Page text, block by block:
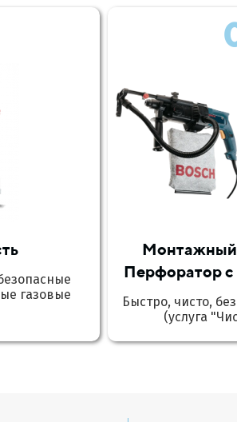
газовые
Монтажный
Перфоратор
Быстро, чисто,
(услуга